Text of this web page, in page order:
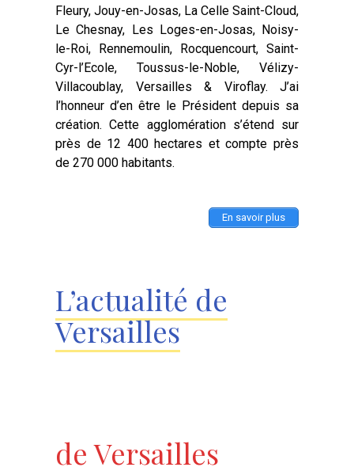
Fleury, Jouy-en-Josas, La Celle Saint-Cloud,
Le Chesnay, Les Loges-en-Josas, Noisy-
le-Roi, Rennemoulin, Rocquencourt, Saint-
Cyr-l’Ecole, Toussus-le-Noble, Vélizy-
Villacoublay, Versailles & Viroflay. J’ai
l’honneur d’en être le Président depuis sa
création. Cette agglomération s’étend sur
près de 12 400 hectares et compte près
de 270 000 habitants.
En savoir plus
L’actualité de
Versailles
de Versailles